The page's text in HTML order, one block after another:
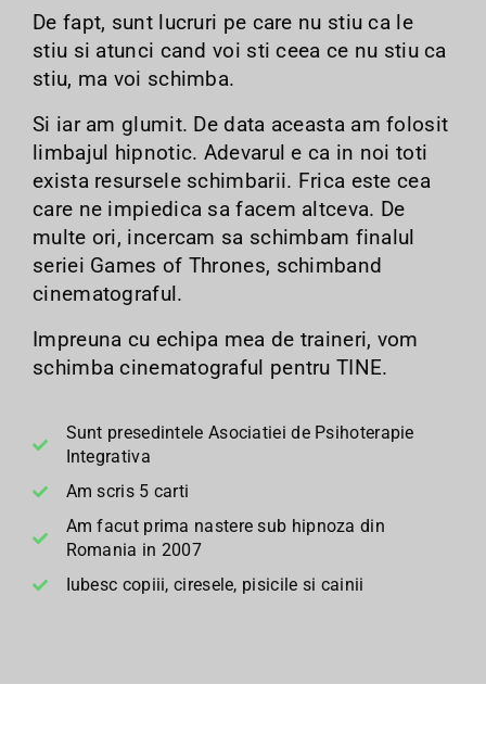
De fapt, sunt lucruri pe care nu stiu ca le
stiu si atunci cand voi sti ceea ce nu stiu ca
stiu, ma voi schimba.
Si iar am glumit. De data aceasta am folosit
limbajul hipnotic. Adevarul e ca in noi toti
exista resursele schimbarii. Frica este cea
care ne impiedica sa facem altceva. De
multe ori, incercam sa schimbam finalul
seriei Games of Thrones, schimband
cinematograful.
Impreuna cu echipa mea de traineri, vom
schimba cinematograful pentru TINE.
Sunt presedintele Asociatiei de Psihoterapie
Integrativa
Am scris 5 carti
Am facut prima nastere sub hipnoza din
Romania in 2007
Iubesc copiii, ciresele, pisicile si cainii